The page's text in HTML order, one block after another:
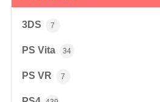
3DS 7
PS Vita 34
PS VR 7